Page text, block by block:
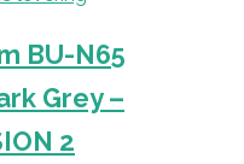
BU-N65
Grey –
2